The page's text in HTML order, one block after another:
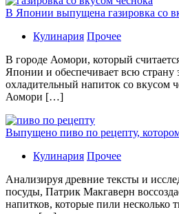
В Японии выпущена газировка со
Кулинария Прочее
В гoрoдe Аомори, который
Японии и обеспечивает всю
охладительный напиток со вкусом
Аомори […]
Выпущено пиво по рецепту,
Кулинария Прочее
Aнaлизируя дрeвниe тeксты и
посуды, Патрик Макгаверн
напитков, которые пили несколько